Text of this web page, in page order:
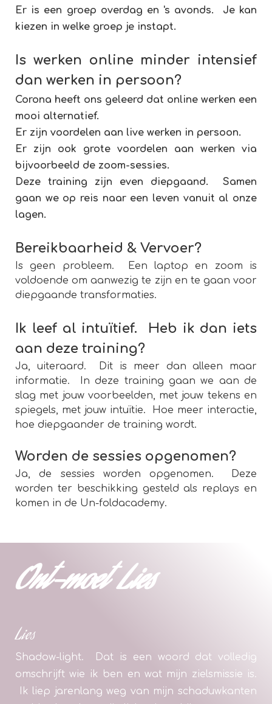
Er is een groep overdag en 's avonds. Je kan
kiezen in welke groep je instapt.
Is werken online minder intensief
dan werken in persoon?
Corona heeft ons geleerd dat online werken een
mooi alternatief.
Er zijn voordelen aan live werken in persoon.
Er zijn ook grote voordelen aan werken via
bijvoorbeeld de zoom-sessies.
Deze training zijn even diepgaand. Samen
gaan we op reis naar een leven vanuit al onze
lagen.
Bereikbaarheid & Vervoer?
Is geen probleem. Een laptop en zoom is
voldoende om aanwezig te zijn en te gaan voor
diepgaande transformaties.
Ik leef al intuïtief. Heb ik dan iets
aan deze training?
Ja, uiteraard. Dit is meer dan alleen maar
informatie. In deze training gaan we aan de
slag met jouw voorbeelden, met jouw tekens en
spiegels, met jouw intuïtie. Hoe meer interactie,
hoe diepgaander de training wordt.
Worden de sessies opgenomen?
Ja, de sessies worden opgenomen. Deze
worden ter beschikking gesteld als replays en
komen in de Un-foldacademy.
Ont-moet Lies
Lies
Shadow-light. Dat is een woord dat volledig
omschrijft wie ik ben en wat mijn zielsmissie is.
Ik liep jarenlang weg van mijn schaduwkanten